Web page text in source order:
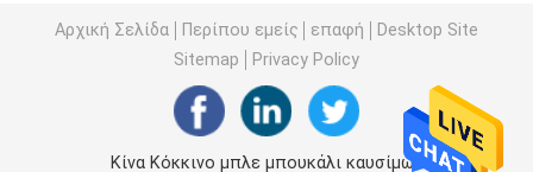
Πλαστικά μπουκάλια καρυκευμάτων
Αρχική Σελίδα Περίπου εμείς επαφή
Desktop Site
Sitemap
Privacy Policy
Κίνα Κόκκινο μπλε μπουκάλι καυσίμων